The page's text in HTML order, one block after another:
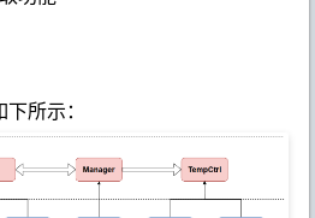
所示：